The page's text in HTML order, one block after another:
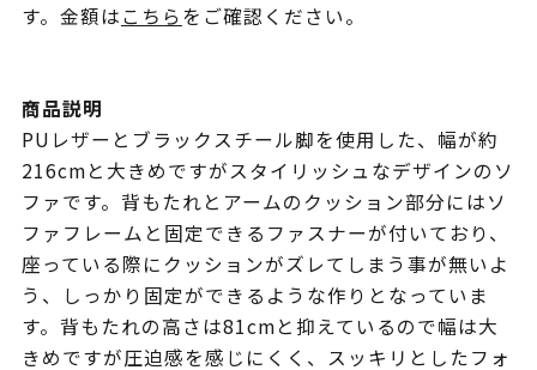
す。金額はこちらをご確認ください。
商品説明
PUレザーとブラックスチール脚を使用した、幅が約
216cmと大きめですがスタイリッシュなデザインのソ
ファです。背もたれとアームのクッション部分にはソ
ファフレームと固定できるファスナーが付いており、
座っている際にクッションがズレてしまう事が無いよ
う、しっかり固定ができるような作りとなっていま
す。背もたれの高さは81cmと抑えているので幅は大
きめですが圧迫感を感じにくく、スッキリとしたフォ